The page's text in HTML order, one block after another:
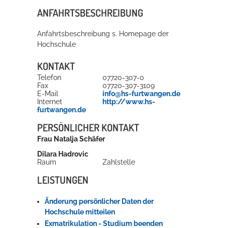
ANFAHRTSBESCHREIBUNG
Anfahrtsbeschreibung s. Homepage der
Hochschule
KONTAKT
Telefon
07720-307-0
Fax
07720-307-3109
E-Mail
info@hs-furtwangen.de
Internet
http://www.hs-
furtwangen.de
PERSÖNLICHER KONTAKT
Frau NataljaSchäfer
Dilara Hadrovic
Raum
Zahlstelle
LEISTUNGEN
Änderung persönlicher Daten der
Hochschule mitteilen
Exmatrikulation - Studium beenden